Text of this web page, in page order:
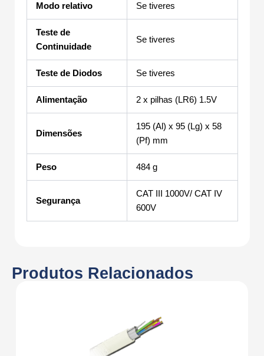
Modo relativo Se tiveres
Teste de
Continuidade
Se tiveres
Teste de Diodos Se tiveres
Alimentação 2 x pilhas (LR6) 1.5V
Dimensões
195 (Al) x 95 (Lg) x 58
(Pf) mm
Peso 484 g
Segurança
CAT III 1000V/ CAT IV
600V
Produtos Relacionados